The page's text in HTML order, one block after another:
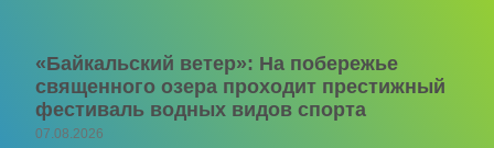
«Байкальский ветер»: На побережье
священного озера проходит престижный
фестиваль водных видов спорта
07.08.2026